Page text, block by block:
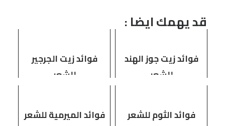
قد يهمك ايضا :
فوائد زيت جوز الهند
للشعر
فوائد زيت الجرجير
للشعر
فوائد الثوم للشعر فوائد الميرمية للشعر